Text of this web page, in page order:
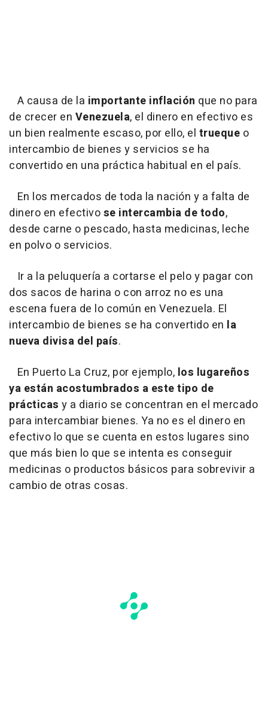
A causa de la importante inflación que no para
de crecer en Venezuela, el dinero en efectivo es
un bien realmente escaso, por ello, el trueque o
intercambio de bienes y servicios se ha
convertido en una práctica habitual en el país.
En los mercados de toda la nación y a falta de
dinero en efectivose intercambia de todo,
desde carne o pescado, hasta medicinas, leche
en polvo o servicios.
Ir a la peluquería a cortarse el pelo y pagar con
dos sacos de harina o con arroz no es una
escena fuera de lo común en Venezuela. El
intercambio de bienes se ha convertido en la
nueva divisa del país.
En Puerto La Cruz, por ejemplo, los lugareños
ya están acostumbrados a este tipo de
prácticas y a diario se concentran en el mercado
para intercambiar bienes. Ya no es el dinero en
efectivo lo que se cuenta en estos lugares sino
que más bien lo que se intenta es conseguir
medicinas o productos básicos para sobrevivir a
cambio de otras cosas.